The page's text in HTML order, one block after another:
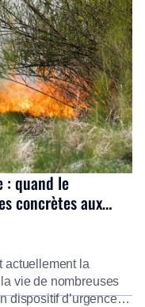
: quand le
concrètes aux
actuellement la
vie de nombreuses
dispositif d’urgence